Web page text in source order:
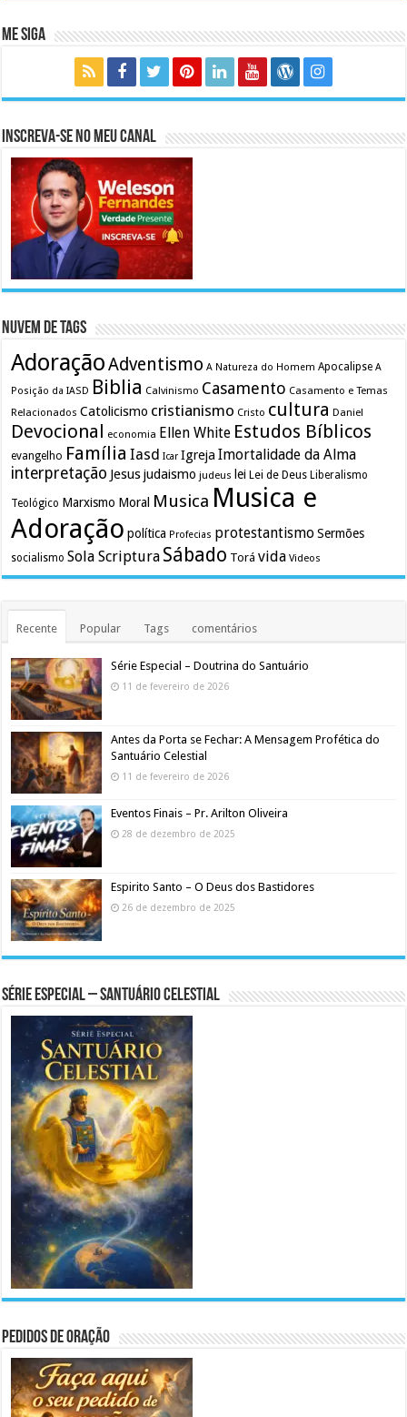
Me Siga
Inscreva-se no meu canal
Nuvem de Tags
AdoraçãoAdventismo A Natureza do Homem Apocalipse A
Posição da IASD Biblia Calvinismo Casamento Casamento e Temas
Relacionados Catolicismo cristianismo Cristo cultura Daniel
Devocional economia Ellen White Estudos Bíblicos
evangelho Família Iasd Icar Igreja Imortalidade da Alma
interpretação Jesusjudaismo judeus lei Lei de Deus Liberalismo
Teológico Marxismo Moral Musica Musica e
Adoração política Profecias protestantismo Sermões
socialismo Sola Scriptura Sábado Torá vida Videos
Recente Popular Tags comentários
Série Especial – Doutrina do Santuário
11 de fevereiro de 2026
Antes da Porta se Fechar: A Mensagem Profética do
Santuário Celestial
11 de fevereiro de 2026
Eventos Finais – Pr. Arilton Oliveira
28 de dezembro de 2025
Espirito Santo – O Deus dos Bastidores
26 de dezembro de 2025
Série Especial – Santuário Celestial
Pedidos de Oração